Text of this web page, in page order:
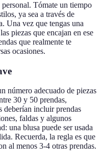
Tómate un tiempo
ya sea a través de
Una vez que tengas una
piezas que encajan en ese
que realmente te
ocasiones.
número adecuado de piezas
30 y 50 prendas,
deberían incluir prendas
faldas y algunos
una blusa puede ser usada
Recuerda, la regla es que
al menos 3-4 otras prendas.